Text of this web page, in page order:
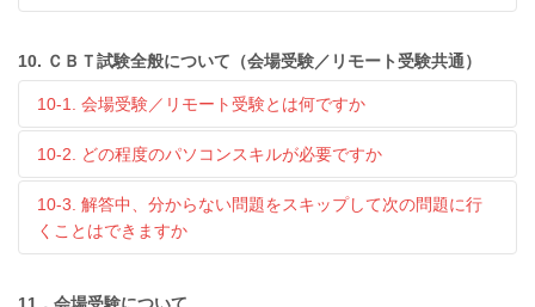
10. ＣＢＴ試験全般について（会場受験／リモート受験共通）
10-1. 会場受験／リモート受験とは何ですか
10-2. どの程度のパソコンスキルが必要ですか
10-3. 解答中、分からない問題をスキップして次の問題に行
くことはできますか